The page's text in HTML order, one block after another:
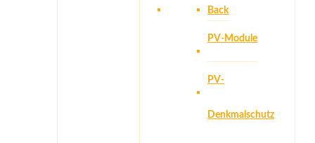
Back
PV-Module
PV-
Denkmalschutz